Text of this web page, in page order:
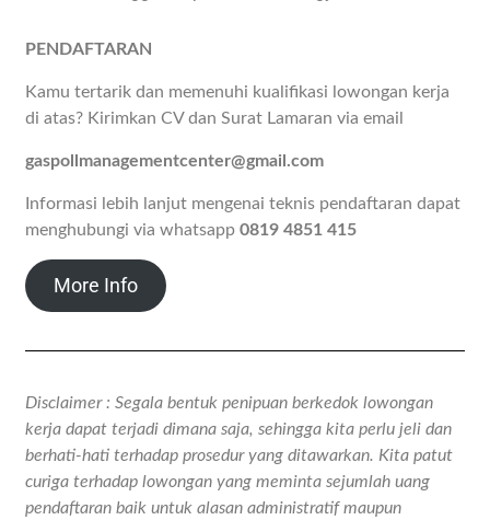
PENDAFTARAN
Kamu tertarik dan memenuhi kualifikasi lowongan kerja
di atas? Kirimkan CV dan Surat Lamaran via email
gaspollmanagementcenter@gmail.com
Informasi lebih lanjut mengenai teknis pendaftaran dapat
menghubungi via whatsapp0819 4851 415
More Info
Disclaimer : Segala bentuk penipuan berkedok lowongan
kerja dapat terjadi dimana saja, sehingga kita perlu jeli dan
berhati-hati terhadap prosedur yang ditawarkan. Kita patut
curiga terhadap lowongan yang meminta sejumlah uang
pendaftaran baik untuk alasan administratif maupun